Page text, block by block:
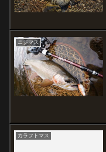
ニジマス
カラフトマス